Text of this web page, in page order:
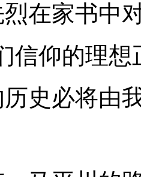
在家书中
信仰的理
史必将由